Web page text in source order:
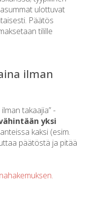
ulottuvat
Päätös
tilille
ilman
takaajia” -
yksi
kaksi (esim.
päätöstä ja pitää